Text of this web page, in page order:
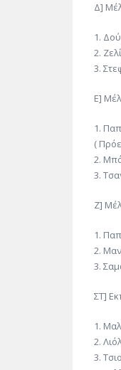
Δ]
1.
2.
3.
Ε]
1.
(
2.
3.
Ζ]
1.
2.
3.
ΣΤ]
1.
2.
3.